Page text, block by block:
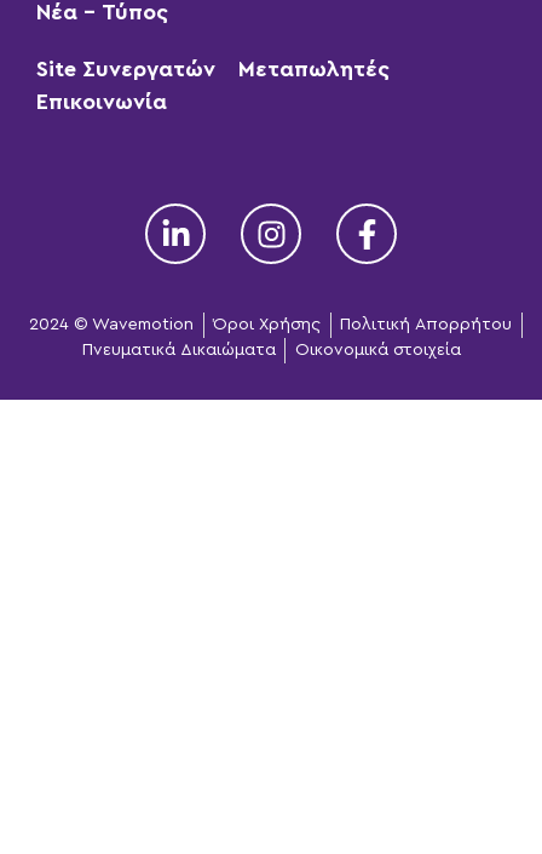
Νέα – Τύπος
Site Συνεργατών
Μεταπωλητές
Επικοινωνία
2024 © Wavemotion Όροι Χρήσης
Πολιτική Απορρήτου
Πνευματικά Δικαιώματα
Οικονομικά στοιχεία